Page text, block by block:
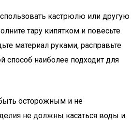
кастрюлю или другую
тару кипятком и повесьте
материал руками, расправьте
способ наиболее подходит для
осторожным и не
не должны касаться воды и